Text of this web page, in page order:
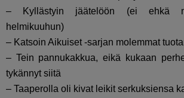
– Kyllästyin jäätelöön (ei ehkä
helmikuuhun)
– Katsoin Aikuiset -sarjan molemmat
– Tein pannukakkua, eikä kukaan
tykännyt siitä
– Taaperolla oli kivat leikit serkuksiensa